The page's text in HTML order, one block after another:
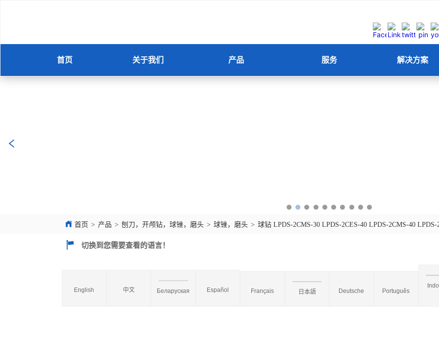
首页 关于我们 产品 服务 解决方案
首页 > 产品 > 刨刀，开颅钻，球锉，磨头 > 球锉，磨头 > 球钻 LPDS-2CMS-30 LPDS-2CES-40 LPDS-2CMS-40
切换到您需要查看的语言！
English 中文 Беларуская Español Français 日本語 Deutsche Português